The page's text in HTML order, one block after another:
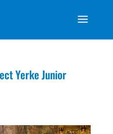
Yerke Junior